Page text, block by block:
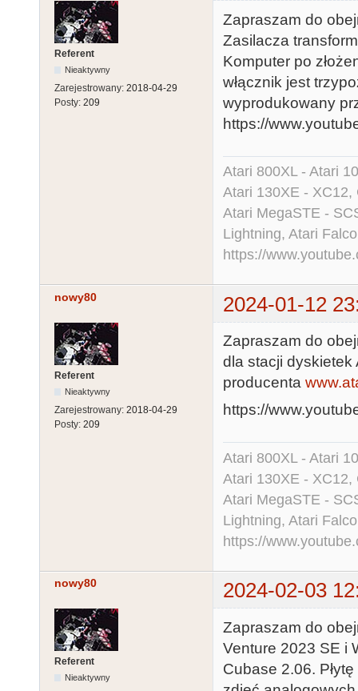
Referent
Nieaktywny
Zarejestrowany: 2018-04-29
Posty: 209
Zapraszam do
Zasilacza
Komputer po
włącznik jest
wyprodukowany
https://
Atari 800XL - Atari
Atari 130XE - XC12,
Atari MegaSTE -
Lightning, Atari
https://
nowy80 2024-01-12
Referent
Nieaktywny
Zarejestrowany: 2018-04-29
Posty: 209
Zapraszam do
dla stacji dyskietek
producenta
https://
Atari 800XL - Atari
Atari 130XE - XC12,
Atari MegaSTE -
Lightning, Atari
https://
nowy80 2024-02-03
Referent
Nieaktywny
Zapraszam do
Venture 2023 SE i
Cubase 2.06.